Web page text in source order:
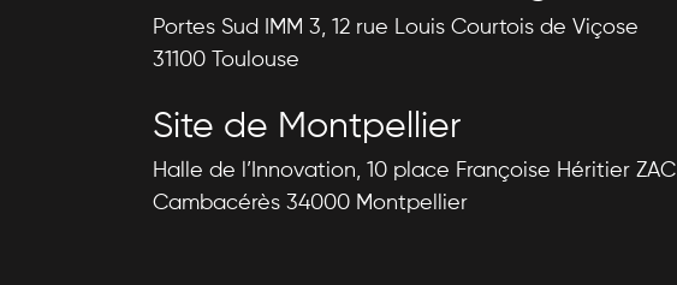
Portes Sud IMM 3, 12 rue Louis Courtois de Viçose
31100 Toulouse
Site de Montpellier
Halle de l’Innovation, 10 place Françoise Héritier ZAC
Cambacérès 34000 Montpellier